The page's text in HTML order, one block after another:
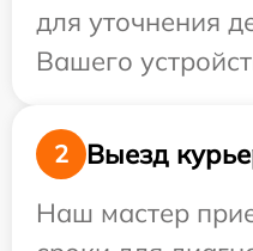
для уточнения
Вашего
2
Выезд
Наш мастер